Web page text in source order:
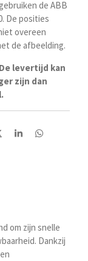
de ABB
De posities
overeen
de afbeelding.
levertijd kan
zijn dan
S
D
om zijn snelle
Dankzij